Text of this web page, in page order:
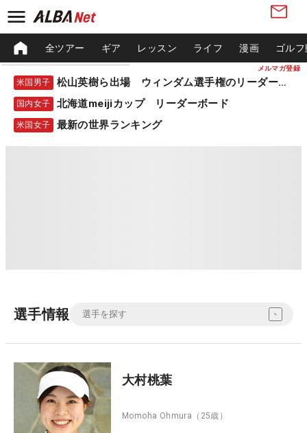
メルマガ登録
全ツアー ギア レッスン ライフ 漫画 ゴル
米国男子 松山英樹ら出場 ウィンダム選手権のリーダーボード
国内女子 北海道meijiカップ リーダーボード
米国女子 最新の世界ランキング
選手情報
大村桃葉
Momoha Ohmura （25歳）